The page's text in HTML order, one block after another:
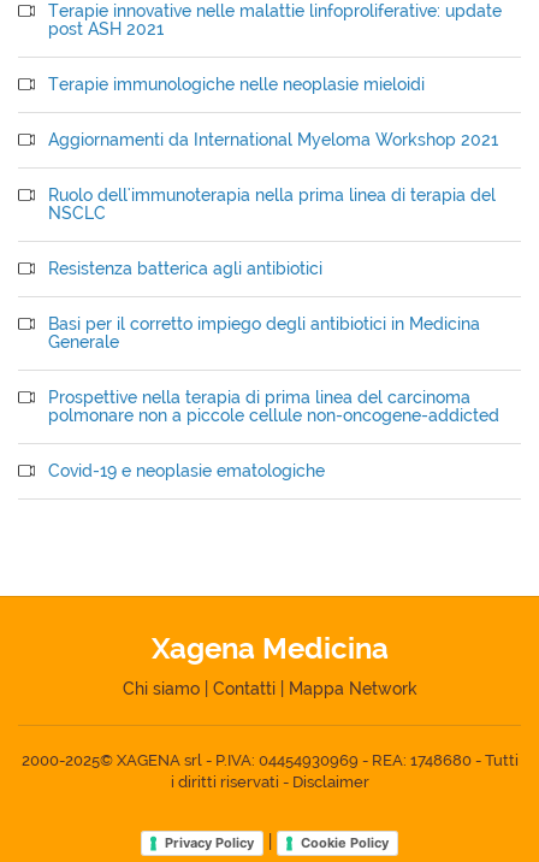
Terapie innovative nelle malattie linfoproliferative: update
post ASH 2021
Terapie immunologiche nelle neoplasie mieloidi
Aggiornamenti da International Myeloma Workshop 2021
Ruolo dell'immunoterapia nella prima linea di terapia del
NSCLC
Resistenza batterica agli antibiotici
Basi per il corretto impiego degli antibiotici in Medicina
Generale
Prospettive nella terapia di prima linea del carcinoma
polmonare non a piccole cellule non-oncogene-addicted
Covid-19 e neoplasie ematologiche
Xagena Medicina
Chi siamo Contatti Mappa Network
2000-2025© XAGENA srl - P.IVA: 04454930969 - REA: 1748680 - Tutti
i diritti riservati - Disclaimer
Privacy Policy Cookie Policy